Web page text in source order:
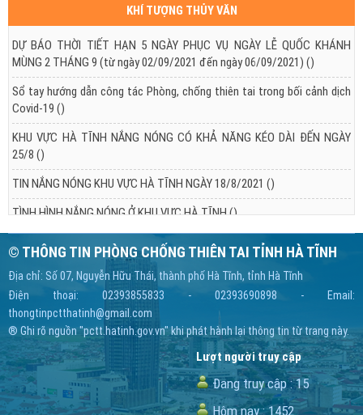
KHÍ TƯỢNG THỦY VĂN
DỰ BÁO THỜI TIẾT HẠN 5 NGÀY PHỤC VỤ NGÀY LỄ QUỐC KHÁNH
MÙNG 2 THÁNG 9 (từ ngày 02/09/2021 đến ngày 06/09/2021) ()
Sổ tay hướng dẫn công tác Phòng, chống thiên tai trong bối cảnh dịch
Covid-19 ()
KHU VỰC HÀ TĨNH NẮNG NÓNG CÓ KHẢ NĂNG KÉO DÀI ĐẾN NGÀY
25/8 ()
TIN NẮNG NÓNG KHU VỰC HÀ TĨNH NGÀY 18/8/2021 ()
TÌNH HÌNH NẮNG NÓNG Ở KHU VỰC HÀ TĨNH()
© THÔNG TIN PHÒNG CHỐNG THIÊN TAI TỈNH HÀ TĨNH
Địa chỉ: Số 07, Nguyễn Hữu Thái, thành phố Hà Tĩnh, tỉnh Hà Tĩnh
Điện thoại: 02393855833 - 02393690898 - Email:
thongtinpctthatinh@gmail.com
® Ghi rõ nguồn "pctt.hatinh.gov.vn" khi phát hành lại thông tin từ trang này.
Lượt người truy cập
Đang truy cập : 15
Hôm nay : 1452